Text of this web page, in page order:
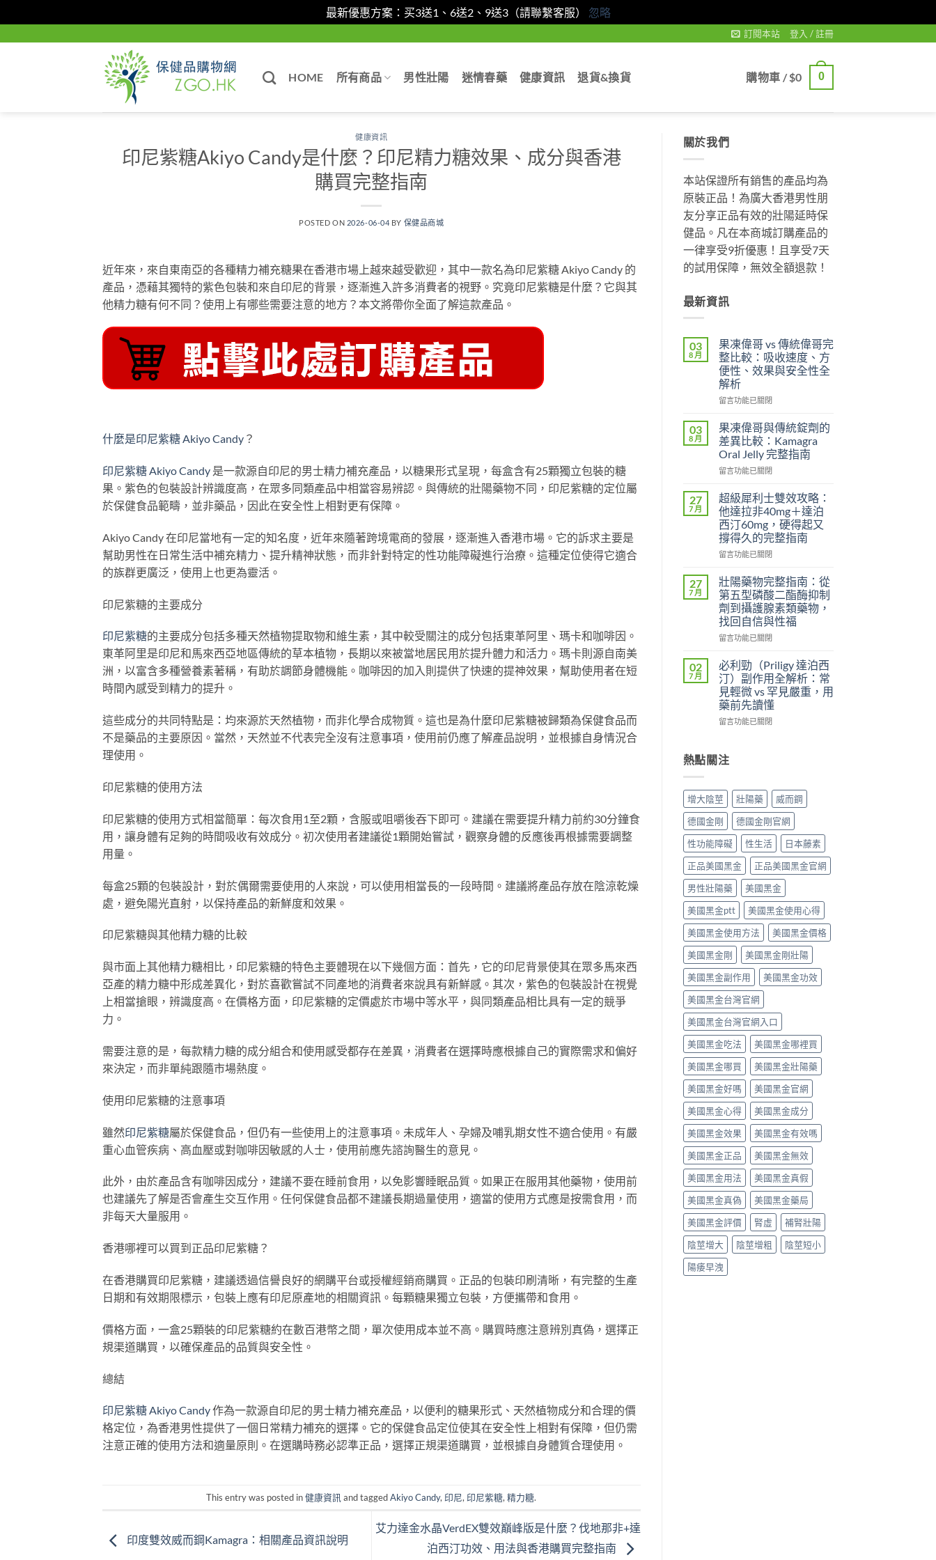
最新優惠方案：买3送1、6送2、9送3（請聯繫客服） 忽略
訂閱本站 登入 / 註冊
HOME 所有商品 男性壯陽 迷情春藥 健康資訊 退貨&換貨 購物車 /$0 0
健康資訊
印尼紫糖Akiyo Candy是什麼？印尼精力糖效果、成分與香港
購買完整指南
POSTED ON 2026-06-04 BY 保健品商城
近年來，來自東南亞的各種精力補充糖果在香港市場上越來越受歡迎，其中一款名為印尼紫糖 Akiyo Candy 的
產品，憑藉其獨特的紫色包裝和來自印尼的背景，逐漸進入許多消費者的視野。究竟印尼紫糖是什麼？它與其
他精力糖有何不同？使用上有哪些需要注意的地方？本文將帶你全面了解這款產品。
什麼是印尼紫糖 Akiyo Candy ？
印尼紫糖 Akiyo Candy 是一款源自印尼的男士精力補充產品，以糖果形式呈現，每盒含有25顆獨立包裝的糖
果。紫色的包裝設計辨識度高，在眾多同類產品中相當容易辨認。與傳統的壯陽藥物不同，印尼紫糖的定位屬
於保健食品範疇，並非藥品，因此在安全性上相對更有保障。
Akiyo Candy 在印尼當地有一定的知名度，近年來隨著跨境電商的發展，逐漸進入香港市場。它的訴求主要是
幫助男性在日常生活中補充精力、提升精神狀態，而非針對特定的性功能障礙進行治療。這種定位使得它適合
的族群更廣泛，使用上也更為靈活。
印尼紫糖的主要成分
印尼紫糖的主要成分包括多種天然植物提取物和維生素，其中較受關注的成分包括東革阿里、瑪卡和咖啡因。
東革阿里是印尼和馬來西亞地區傳統的草本植物，長期以來被當地居民用於提升體力和活力。瑪卡則源自南美
洲，以富含多種營養素著稱，有助於調節身體機能。咖啡因的加入則提供了快速的提神效果，幫助使用者在短
時間內感受到精力的提升。
這些成分的共同特點是：均來源於天然植物，而非化學合成物質。這也是為什麼印尼紫糖被歸類為保健食品而
不是藥品的主要原因。當然，天然並不代表完全沒有注意事項，使用前仍應了解產品說明，並根據自身情況合
理使用。
印尼紫糖的使用方法
印尼紫糖的使用方式相當簡單：每次食用1至2顆，含服或咀嚼後吞下即可。建議在需要提升精力前約30分鐘食
用，讓身體有足夠的時間吸收有效成分。初次使用者建議從1顆開始嘗試，觀察身體的反應後再根據需要調整
用量。
每盒25顆的包裝設計，對於偶爾需要使用的人來說，可以使用相當長的一段時間。建議將產品存放在陰涼乾燥
處，避免陽光直射，以保持產品的新鮮度和效果。
印尼紫糖與其他精力糖的比較
與市面上其他精力糖相比，印尼紫糖的特色主要體現在以下幾個方面：首先，它的印尼背景使其在眾多馬來西
亞產的精力糖中形成差異化，對於喜歡嘗試不同產地的消費者來說具有新鮮感。其次，紫色的包裝設計在視覺
上相當搶眼，辨識度高。在價格方面，印尼紫糖的定價處於市場中等水平，與同類產品相比具有一定的競爭
力。
需要注意的是，每款精力糖的成分組合和使用感受都存在差異，消費者在選擇時應根據自己的實際需求和偏好
來決定，而非單純跟隨市場熱度。
使用印尼紫糖的注意事項
雖然印尼紫糖屬於保健食品，但仍有一些使用上的注意事項。未成年人、孕婦及哺乳期女性不適合使用。有嚴
重心血管疾病、高血壓或對咖啡因敏感的人士，使用前應先諮詢醫生的意見。
此外，由於產品含有咖啡因成分，建議不要在睡前食用，以免影響睡眠品質。如果正在服用其他藥物，使用前
也建議先了解是否會產生交互作用。任何保健食品都不建議長期過量使用，適當的使用方式應是按需食用，而
非每天大量服用。
香港哪裡可以買到正品印尼紫糖？
在香港購買印尼紫糖，建議透過信譽良好的網購平台或授權經銷商購買。正品的包裝印刷清晰，有完整的生產
日期和有效期限標示，包裝上應有印尼原產地的相關資訊。每顆糖果獨立包裝，方便攜帶和食用。
價格方面，一盒25顆裝的印尼紫糖約在數百港幣之間，單次使用成本並不高。購買時應注意辨別真偽，選擇正
規渠道購買，以確保產品的品質與安全性。
總結
印尼紫糖 Akiyo Candy作為一款源自印尼的男士精力補充產品，以便利的糖果形式、天然植物成分和合理的價
格定位，為香港男性提供了一個日常精力補充的選擇。它的保健食品定位使其在安全性上相對有保障，但仍需
注意正確的使用方法和適量原則。在選購時務必認準正品，選擇正規渠道購買，並根據自身體質合理使用。
This entry was posted in健康資訊 and taggedAkiyo Candy, 印尼, 印尼紫糖,精力糖.
印度雙效威而鋼Kamagra：相關產品資訊說明
艾力達金水晶VerdEX雙效巔峰版是什麼？伐地那非+達
泊西汀功效、用法與香港購買完整指南
關於我們
本站保證所有銷售的產品均為
原裝正品！為廣大香港男性朋
友分享正品有效的壯陽延時保
健品。凡在本商城訂購產品的
一律享受9折優惠！且享受7天
的試用保障，無效全額退款！
最新資訊
03
8 月
果凍偉哥 vs 傳統偉哥完
整比較：吸收速度、方
便性、效果與安全性全
解析
在
凍
偉
哥
vs
傳
偉
哥
完
整
比
較：
收
速
度、
方
便
性、
果
與
安
全
性
全
中
留言功能已關閉
03
8 月
果凍偉哥與傳統錠劑的
差異比較：Kamagra
Oral Jelly 完整指南
在
凍
偉
哥
與
傳
統
劑
的
差
異
比
較：
Oral
Jelly
完
整
指
南〉
留言功能已關閉
27
7 月
超級犀利士雙效攻略：
他達拉非40mg＋達泊
西汀60mg，硬得起又
撐得久的完整指南
在
級
犀
利
士
雙
效
略：
他
達
拉
非
40mg
泊
西
60mg，
硬
得
起
又
撐
得
久
的
完
整
指
南〉
中
留言功能已關閉
27
7 月
壯陽藥物完整指南：從
第五型磷酸二酯酶抑制
劑到攝護腺素類藥物，
找回自信與性福
在
陽
藥
物
完
整
指
第
五
磷
酸
二
酯
酶
抑
制
劑
到
攝
護
腺
素
類
藥
物，
找
回
自
信
與
性
福〉
中
留言功能已關閉
02
7 月
必利勁（Priligy 達泊西
汀）副作用全解析：常
見輕微 vs 罕見嚴重，用
藥前先讀懂
在
勁
（Priligy
泊
西
汀）
副
作
用
全
解
析：
常
見
輕
微
vs
罕
見
嚴
重，
用
藥
前
先
讀
懂〉
中
留言功能已關閉
熱點關注
增大陰莖 壯陽藥
威而鋼
德國金剛
德國金剛官網
性功能障礙
性生活
日本藤素
正品美國黑金
正品美國黑金官網
男性壯陽藥
美國黑金
美國黑金ptt
美國黑金使用心得
美國黑金使用方法
美國黑金價格
美國黑金剛
美國黑金剛壯陽
美國黑金副作用
美國黑金功效
美國黑金台灣官網
美國黑金台灣官網入口
美國黑金吃法
美國黑金哪裡買
美國黑金哪買
美國黑金壯陽藥
美國黑金好嗎
美國黑金官網
美國黑金心得
美國黑金成分
美國黑金效果
美國黑金有效嗎
美國黑金正品
美國黑金無效
美國黑金用法
美國黑金真假
美國黑金真偽
美國黑金藥局
美國黑金評價
腎虛
補腎壯陽
陰莖增大
陰莖增粗
陰莖短小
陽痿早洩